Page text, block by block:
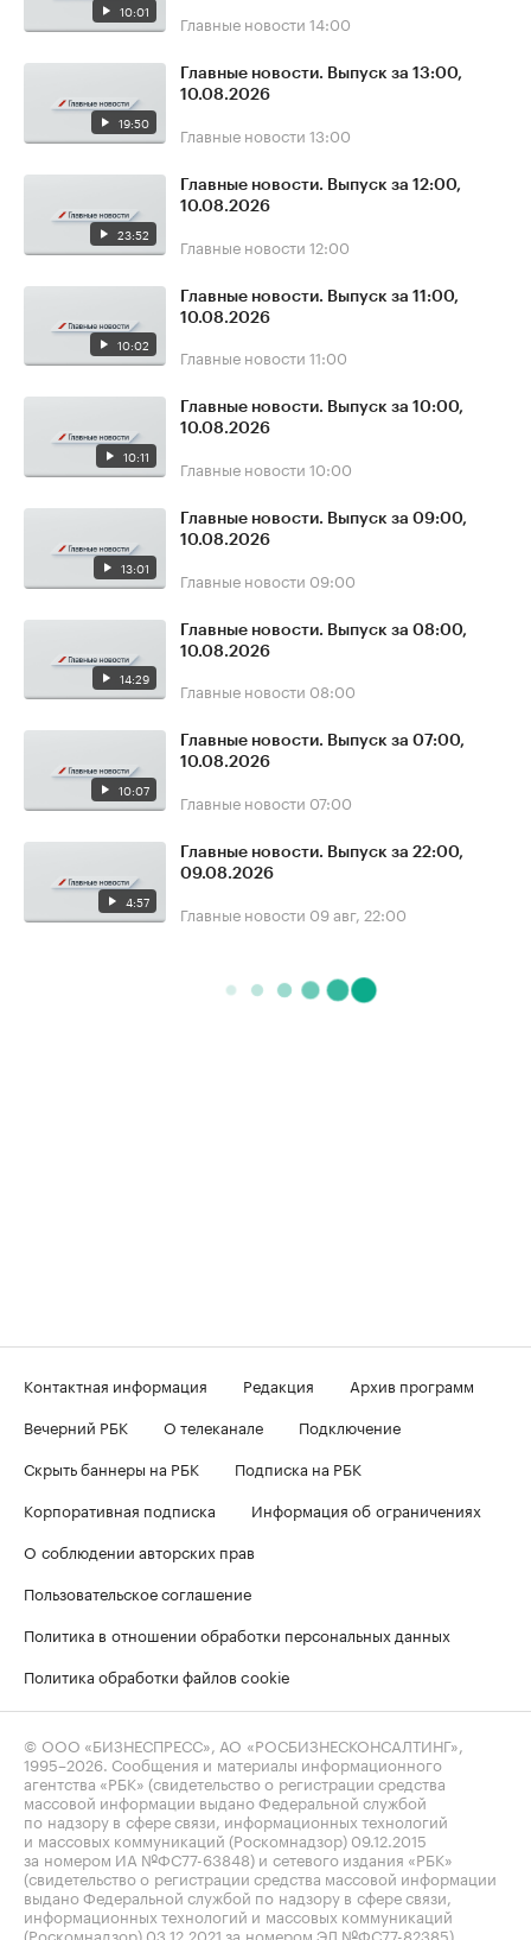
10:01 Главные новости 14:00
19:50
Главные новости. Выпуск за 13:00,
10.08.2026
Главные новости 13:00
23:52
Главные новости. Выпуск за 12:00,
10.08.2026
Главные новости 12:00
10:02
Главные новости. Выпуск за 11:00,
10.08.2026
Главные новости 11:00
10:11
Главные новости. Выпуск за 10:00,
10.08.2026
Главные новости 10:00
13:01
Главные новости. Выпуск за 09:00,
10.08.2026
Главные новости 09:00
14:29
Главные новости. Выпуск за 08:00,
10.08.2026
Главные новости 08:00
10:07
Главные новости. Выпуск за 07:00,
10.08.2026
Главные новости 07:00
4:57
Главные новости. Выпуск за 22:00,
09.08.2026
Главные новости 09 авг, 22:00
Контактная информация Редакция
Архив программ
Вечерний РБК
О телеканале
Подключение
Скрыть баннеры на РБК
Подписка на РБК
Корпоративная подписка
Информация об ограничениях
О соблюдении авторских прав
Пользовательское соглашение
Политика в отношении обработки персональных данных
Политика обработки файлов cookie
© ООО «БИЗНЕСПРЕСС», АО «РОСБИЗНЕСКОНСАЛТИНГ»,
1995–2026 . Сообщения и материалы информационного
агентства «РБК» (свидетельство о регистрации средства
массовой информации выдано Федеральной службой
по надзору в сфере связи, информационных технологий
и массовых коммуникаций (Роскомнадзор) 09.12.2015
за номером ИА №ФС77-63848) и сетевого издания «РБК»
(свидетельство о регистрации средства массовой информации
выдано Федеральной службой по надзору в сфере связи,
информационных технологий и массовых коммуникаций
(Роскомнадзор) 03.12.2021 за номером ЭЛ №ФС77-82385)